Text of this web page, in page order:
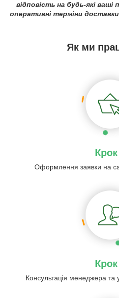
відповість на будь-які
оперативні терміни
Як ми
Оформлення заявки на
Консультація менеджера та